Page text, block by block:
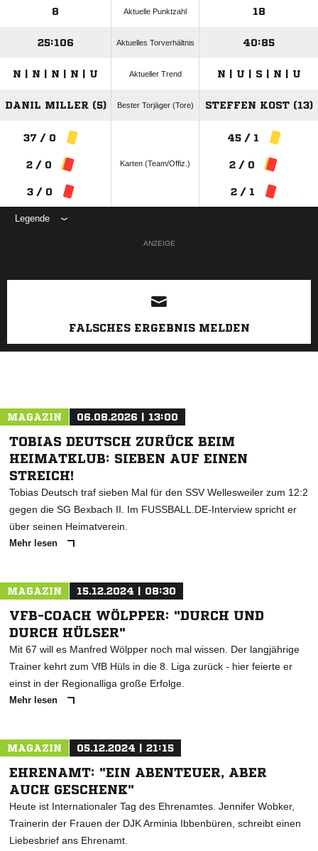
8 Aktuelle Punktzahl 18
25:106 Aktuelles Torverhältnis 40:85
N | N | N | N | U Aktueller Trend N | U | S | N | U
DANIL MILLER (5) Bester Torjäger (Tore) STEFFEN KOST (13)
37 / 0
2 / 0
3 / 0
Karten (Team/Offiz.)
45 / 1
2 / 0
2 / 1
Legende
ANZEIGE
FALSCHES ERGEBNIS MELDEN
MAGAZIN 06.08.2026 | 13:00
TOBIAS DEUTSCH ZURÜCK BEIM
HEIMATKLUB: SIEBEN AUF EINEN
STREICH!
Tobias Deutsch traf sieben Mal für den SSV Wellesweiler zum 12:2
gegen die SG Bexbach II. Im FUSSBALL.DE-Interview spricht er
über seinen Heimatverein.
Mehr lesen
MAGAZIN 15.12.2024 | 08:30
VFB-COACH WÖLPPER: "DURCH UND
DURCH HÜLSER"
Mit 67 will es Manfred Wölpper noch mal wissen. Der langjährige
Trainer kehrt zum VfB Hüls in die 8. Liga zurück - hier feierte er
einst in der Regionalliga große Erfolge.
Mehr lesen
MAGAZIN 05.12.2024 | 21:15
EHRENAMT: "EIN ABENTEUER, ABER
AUCH GESCHENK"
Heute ist Internationaler Tag des Ehrenamtes. Jennifer Wobker,
Trainerin der Frauen der DJK Arminia Ibbenbüren, schreibt einen
Liebesbrief ans Ehrenamt.